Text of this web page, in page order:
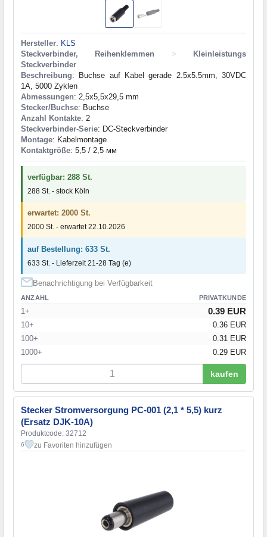
Hersteller: KLS
Steckverbinder, Reihenklemmen
>
Kleinleistungs
Steckverbinder
Beschreibung: Buchse auf Kabel gerade 2.5x5.5mm, 30VDC
1A, 5000 Zyklen
Abmessungen: 2,5x5,5x29,5 mm
Stecker/Buchse: Buchse
Anzahl Kontakte: 2
Steckverbinder-Serie: DC-Steckverbinder
Montage: Kabelmontage
Kontaktgröße: 5,5 / 2,5 мм
verfügbar: 288 St.
288 St. - stock Köln
erwartet: 2000 St.
2000 St. - erwartet 22.10.2026
auf Bestellung: 633 St.
633 St. - Lieferzeit 21-28 Tag (e)
Benachrichtigung bei Verfügbarkeit
ANZAHL PRIVATKUNDE
1+ 0.39 EUR
10+
0.36 EUR
100+
0.31 EUR
1000+
0.29 EUR
kaufen
Stecker Stromversorgung PC-001 (2,1 * 5,5) kurz
(Ersatz DJK-10A)
Produktcode: 32712
6 zu Favoriten hinzufügen